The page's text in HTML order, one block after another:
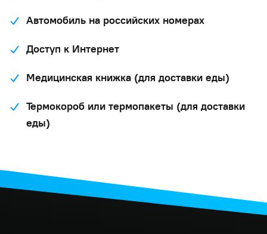
Автомобиль на российских номерах
Доступ к Интернет
Медицинская книжка (для доставки еды)
Термокороб или термопакеты (для доставки
еды)